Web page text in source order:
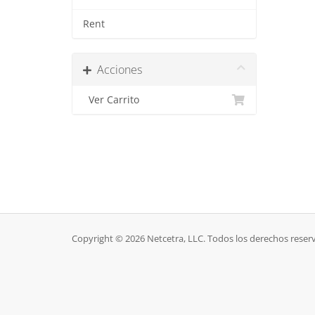
Rent
Acciones
Ver Carrito
Copyright © 2026 Netcetra, LLC. Todos los derechos